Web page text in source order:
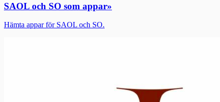
SAOL och SO som appar»
Hämta appar för SAOL och SO.